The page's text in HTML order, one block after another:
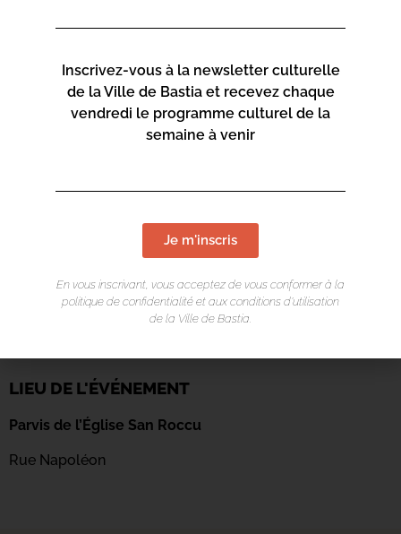
LIEU DE L'ÉVÉNEMENT
Parvis de l’Église San Roccu
Rue Napoléon
Inscrivez-vous à la newsletter culturelle
de la Ville de Bastia et recevez chaque
vendredi le programme culturel de la
semaine à venir
Je m'inscris
En vous inscrivant, vous acceptez de vous conformer à la
politique de confidentialité et aux conditions d’utilisation
de la Ville de Bastia.